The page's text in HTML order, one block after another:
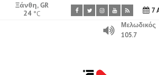
7
Ξάνθη, GR
24 °C
Μελωδικός
105.7